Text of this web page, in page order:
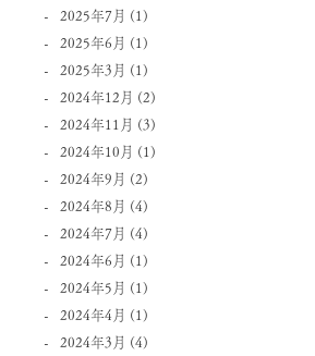
2025年7月 (1)
2025年6月 (1)
2025年3月 (1)
2024年12月 (2)
2024年11月 (3)
2024年10月 (1)
2024年9月 (2)
2024年8月 (4)
2024年7月 (4)
2024年6月 (1)
2024年5月 (1)
2024年4月 (1)
2024年3月 (4)